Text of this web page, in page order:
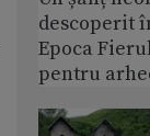
descoperit
Epoca
pentru